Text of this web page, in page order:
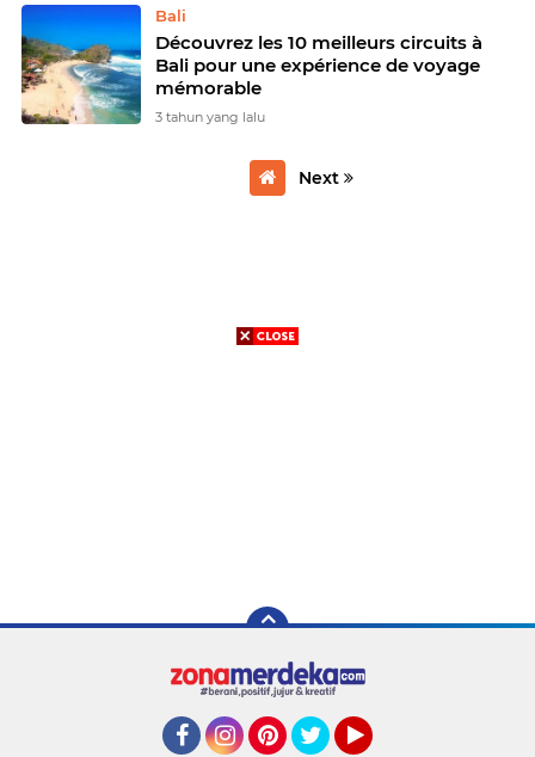
Bali
Découvrez les 10 meilleurs circuits à
Bali pour une expérience de voyage
mémorable
3 tahun yang lalu
Next